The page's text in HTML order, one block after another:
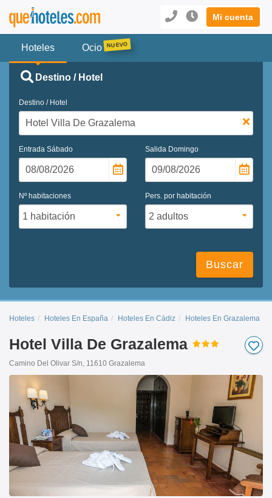
Mi cuenta
Hoteles Ocio
Destino / Hotel
Destino / Hotel
Entrada Sábado Salida Domingo
Nº habitaciones Pers. por habitación
Buscar
Hoteles Hoteles En España Hoteles En Cádiz Hoteles En Grazalema
Hotel Villa De Grazalema
Camino Del Olivar S/n, 11610 Grazalema